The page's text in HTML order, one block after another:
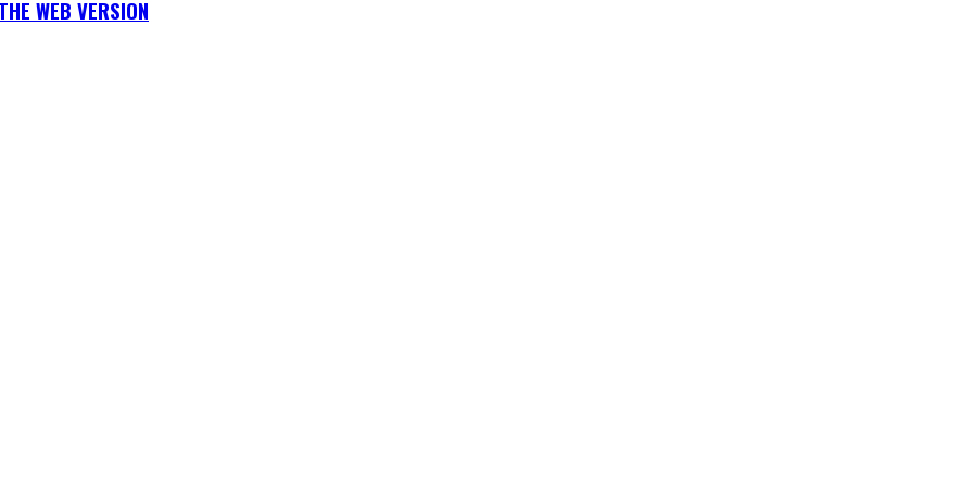
WEB VERSION